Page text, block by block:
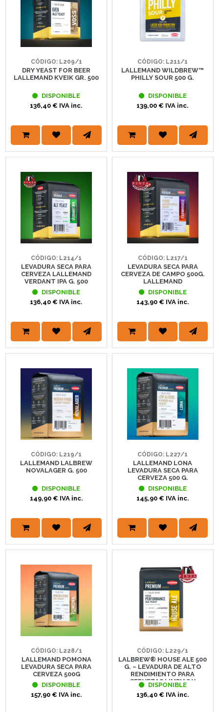
CÓDIGO: L209/1
DRY YEAST FOR BEER
LALLEMAND KVEIK GR. 500
DISPONIBLE
136,40 € IVA inc.
CÓDIGO: L211/1
LALLEMAND WILDBREW™
PHILLY SOUR 500 G.
DISPONIBLE
139,00 € IVA inc.
CÓDIGO: L214/1
LEVADURA SECA PARA
CERVEZA LALLEMAND
VERDANT IPA G. 500
DISPONIBLE
136,40 € IVA inc.
CÓDIGO: L217/1
LEVADURA SECA PARA
CERVEZA DE CAMPO 500G.
LALLEMAND
DISPONIBLE
143,90 € IVA inc.
CÓDIGO: L219/1
LALLEMAND LALBREW
NOVALAGER G. 500
DISPONIBLE
149,90 € IVA inc.
CÓDIGO: L227/1
LALLEMAND LONA
LEVADURA SECA PARA
CERVEZA 500 G.
DISPONIBLE
145,90 € IVA inc.
CÓDIGO: L228/1
LALLEMAND POMONA
LEVADURA SECA PARA
CERVEZA 500G
DISPONIBLE
157,90 € IVA inc.
CÓDIGO: L229/1
LALBREW® HOUSE ALE 500
G. – LEVADURA DE ALTO
RENDIMIENTO PARA
CERVEZAS LIMPIAS Y
VERSÁTILES | LALLEMAND
BREWING
DISPONIBLE
136,40 € IVA inc.